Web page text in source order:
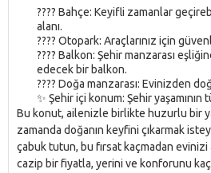
???? Bahçe: Keyifli zamanlar
alanı.
???? Otopark: Araçlarınız için
????️ Balkon: Şehir manzarası
edecek bir balkon.
???? Doğa manzarası: Evinizden
✨ Şehir içi konum: Şehir yaşamının
Bu konut, ailenizle birlikte huzurlu bir
zamanda doğanın keyfini çıkarmak
çabuk tutun, bu fırsat kaçmadan evinizi
cazip bir fiyatla, yerini ve konforunu